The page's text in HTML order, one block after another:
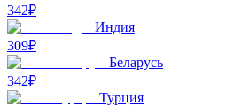
342₽
Индия
309₽
Беларусь
342₽
Турция